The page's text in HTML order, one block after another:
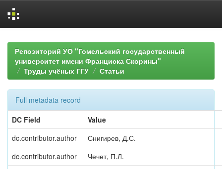
navigationРепозиторий УО "Гомельский государственный
университет имени Франциска Скорины"
Труды учёных ГГУ
Статьи
Full metadata record
DC Field
Value
dc.contributor.author
Снигирев, Д.С.
dc.contributor.author
Чечет, П.Л.